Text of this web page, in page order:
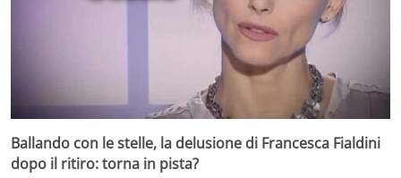
Ballando con le stelle, la delusione di Francesca Fialdini
dopo il ritiro: torna in pista?